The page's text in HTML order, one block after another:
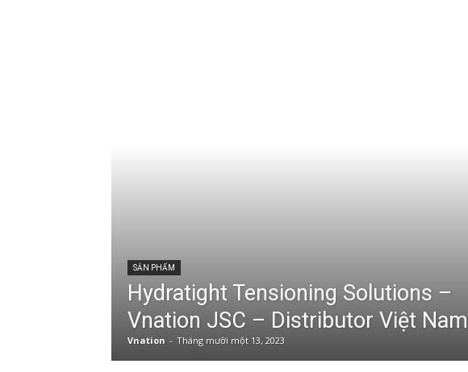
SẢN PHẨM
Hydratight Tensioning Solutions –
Vnation JSC – Distributor Việt Nam
Vnation - Tháng mười một 13, 2023